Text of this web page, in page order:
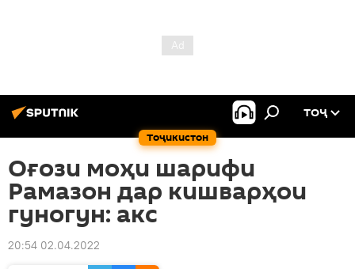
Тоҷикистон
ТОҶ
Оғози моҳи шарифи
Рамазон дар кишварҳои
гуногун: акс
20:54 02.04.2022